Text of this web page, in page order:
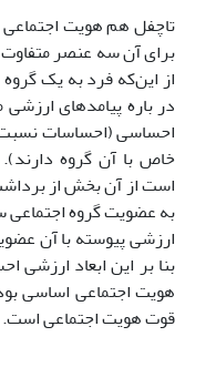
تاچفل هم هویت اجتماعی
برای آن سه عنصر
از این‌که فرد به یک
در باره پیامدهای
احساسی (احساسات نسبت
خاص با آن گروه دارند).
است از آن بخش از
به عضویت گروه
بنا بر این ابعاد
هویت اجتماعی اساسی
قوت هویت اجتماعی است.